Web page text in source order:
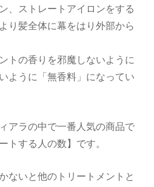
、ストレートアイロンをする
り髪全体に幕をはり外部から
トの香りを邪魔しないように
ように「無香料」になってい
アラの中で一番人気の商品で
トする人の数】です。
ないと他のトリートメントと